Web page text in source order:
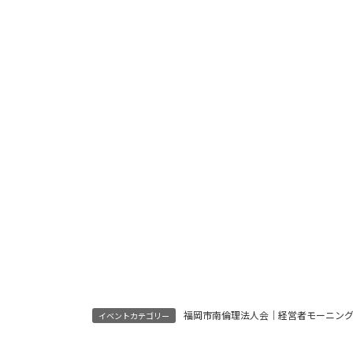
イベントカテゴリー 福岡市南倫理法人会｜経営者モーニン